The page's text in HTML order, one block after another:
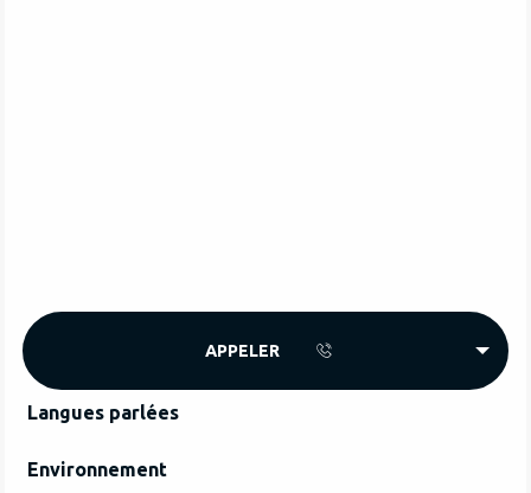
APPELER
Langues parlées
Langues parlées
Environnement
Environnement